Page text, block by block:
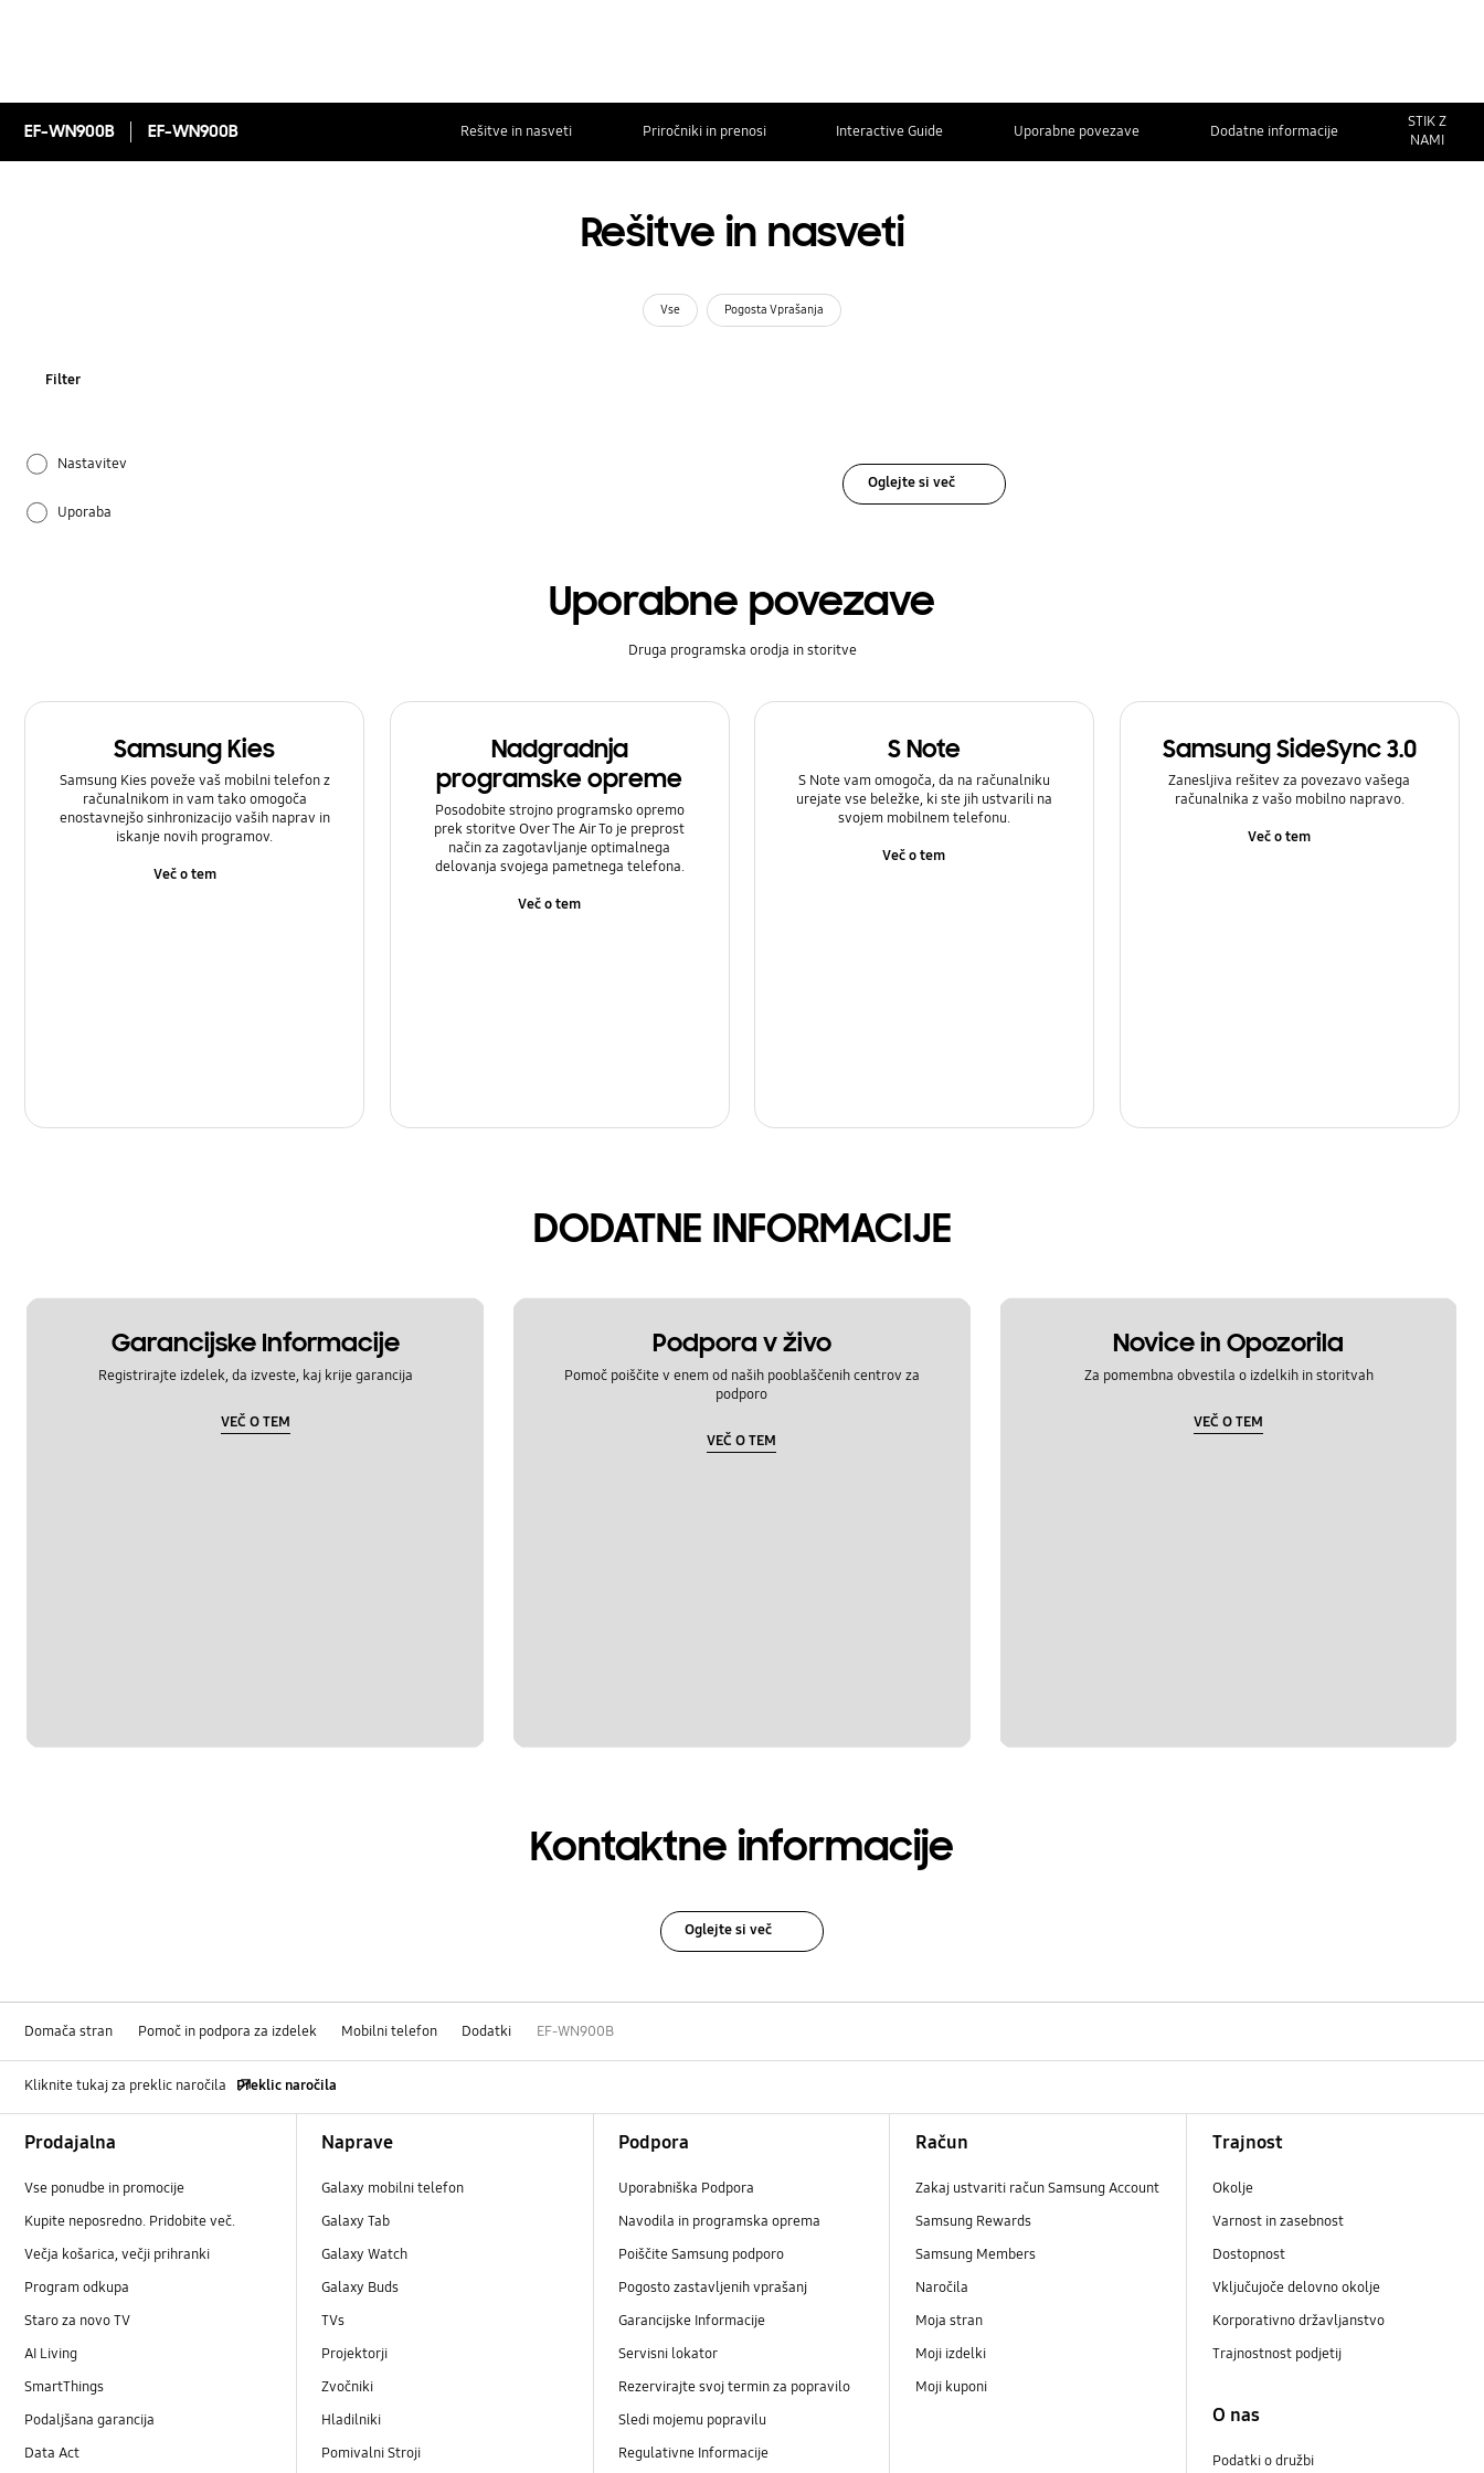
EF-WN900B EF-WN900B Rešitve in nasveti Priročniki in prenosi Interactive Guide Uporabne povezave Dodatne informacije
STIK Z
NAMI
Rešitve in nasveti
Vse Pogosta Vprašanja
Filter
Nastavitev
Uporaba
Oglejte si več
Uporabne povezave
Druga programska orodja in storitve
Samsung Kies
Samsung Kies poveže vaš mobilni telefon z
računalnikom in vam tako omogoča
enostavnejšo sinhronizacijo vaših naprav in
iskanje novih programov.
Več o tem
Nadgradnja
programske opreme
Posodobite strojno programsko opremo
prek storitve Over The Air To je preprost
način za zagotavljanje optimalnega
delovanja svojega pametnega telefona.
Več o tem
S Note
S Note vam omogoča, da na računalniku
urejate vse beležke, ki ste jih ustvarili na
svojem mobilnem telefonu.
Več o tem
Samsung SideSync 3.0
Zanesljiva rešitev za povezavo vašega
računalnika z vašo mobilno napravo.
Več o tem
DODATNE INFORMACIJE
Garancijske Informacije
Registrirajte izdelek, da izveste, kaj krije garancija
VEČ O TEM
Podpora v živo
Pomoč poiščite v enem od naših pooblaščenih centrov za
podporo
VEČ O TEM
Novice in Opozorila
Za pomembna obvestila o izdelkih in storitvah
VEČ O TEM
Kontaktne informacije
Oglejte si več
Domača stran Pomoč in podpora za izdelek Mobilni telefon Dodatki EF-WN900B
Kliknite tukaj za preklic naročila Preklic naročila
Prodajalna
Vse ponudbe in promocije
Kupite neposredno. Pridobite več.
Večja košarica, večji prihranki
Program odkupa
Staro za novo TV
AI Living
SmartThings
Podaljšana garancija
Data Act
Naprave
Galaxy mobilni telefon
Galaxy Tab
Galaxy Watch
Galaxy Buds
TVs
Projektorji
Zvočniki
Hladilniki
Pomivalni Stroji
Podpora
Uporabniška Podpora
Navodila in programska oprema
Poiščite Samsung podporo
Pogosto zastavljenih vprašanj
Garancijske Informacije
Servisni lokator
Rezervirajte svoj termin za popravilo
Sledi mojemu popravilu
Regulativne Informacije
Račun
Zakaj ustvariti račun Samsung Account
Samsung Rewards
Samsung Members
Naročila
Moja stran
Moji izdelki
Moji kuponi
Trajnost
Okolje
Varnost in zasebnost
Dostopnost
Vključujoče delovno okolje
Korporativno državljanstvo
Trajnostnost podjetij
O nas
Podatki o družbi